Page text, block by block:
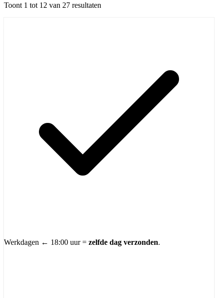
Toont 1 tot 12 van 27 resultaten
Werkdagen ← 18:00 uur = zelfde dag verzonden.